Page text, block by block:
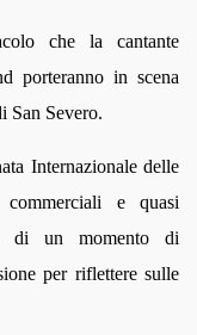
che la cantante
porteranno in scena
San Severo.
Internazionale delle
e quasi
di un momento di
per riflettere sulle